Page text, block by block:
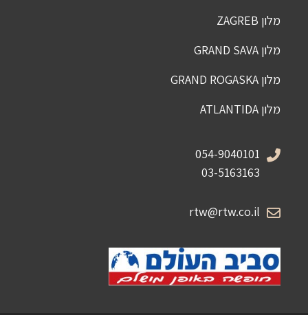
054-9040101
03-5163163
rtw@rtw.co.il
מלון ZAGREB
מלון GRAND SAVA
מלון GRAND ROGASKA
מלון ATLANTIDA